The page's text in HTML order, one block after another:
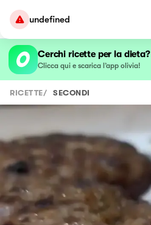
undefined
Cerchi ricette per la dieta?
Clicca qui e scarica l’app olivia!
RICETTE/ SECONDI